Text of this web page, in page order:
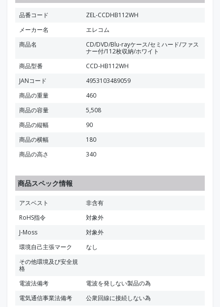
品番コード
ZEL-CCDHB112WH
メーカー名
エレコム
商品名
CD/DVD/Blu-rayケース/セミハード/ファス
ナー付/112枚収納/ホワイト
商品型番
CCD-HB112WH
JANコード
4953103489059
商品の重量
460
商品の容量
5,508
商品の縦幅
90
商品の横幅
180
商品の高さ
340
商品スペック情報
アスベスト
非含有
RoHS指令
対象外
J-Moss
対象外
環境自己主張マーク
なし
その他環境及び安全規
格
電波法備考
電波を発しない製品の為
電気通信事業法備考
公衆回線に接続しない為